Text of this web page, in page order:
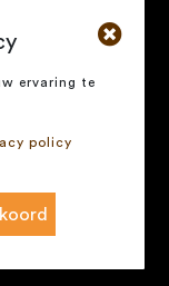
ervaring te
policy